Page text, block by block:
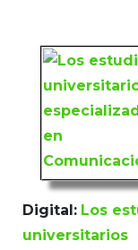
Digital: Los
universitarios